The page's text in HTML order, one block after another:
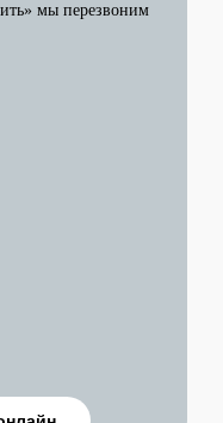
мы перезвоним